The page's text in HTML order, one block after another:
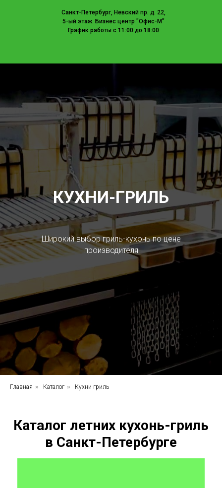
Санкт-Петербург, Невский пр. д. 22,
5-ый этаж. Бизнес центр "Офис-М"
График работы с 11:00 до 18:00
КУХНИ-ГРИЛЬ
Широкий выбор гриль-кухонь по цене
производителя
Главная » Каталог » Кухни гриль
Каталог летних кухонь-гриль
в Санкт-Петербурге